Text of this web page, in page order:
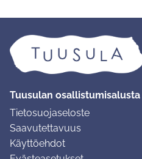
Tuusulan osallistumisalusta
Tietosuojaseloste
Saavutettavuus
Käyttöehdot